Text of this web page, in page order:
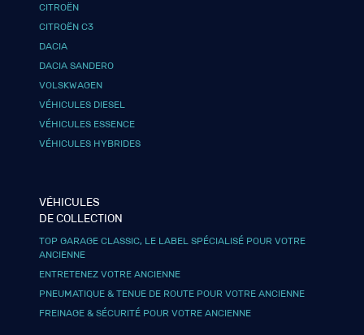
CITROËN
CITROËN C3
DACIA
DACIA SANDERO
VOLSKWAGEN
VÉHICULES DIESEL
VÉHICULES ESSENCE
VÉHICULES HYBRIDES
VÉHICULES
DE COLLECTION
TOP GARAGE CLASSIC, LE LABEL SPÉCIALISÉ POUR VOTRE
ANCIENNE
ENTRETENEZ VOTRE ANCIENNE
PNEUMATIQUE & TENUE DE ROUTE POUR VOTRE ANCIENNE
FREINAGE & SÉCURITÉ POUR VOTRE ANCIENNE